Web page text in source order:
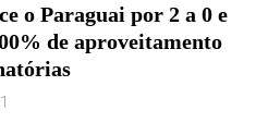
o Paraguai por 2 a 0 e
de aproveitamento